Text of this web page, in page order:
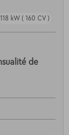
118 kW ( 160 CV )
de